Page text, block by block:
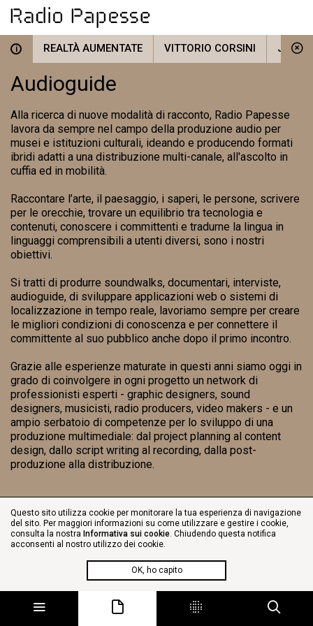
i REALTÀ AUMENTATE VITTORIO CORSINI JOSEF
Audioguide
Alla ricerca di nuove modalità di racconto, Radio Papesse
lavora da sempre nel campo della produzione audio per
musei e istituzioni culturali, ideando e producendo formati
ibridi adatti a una distribuzione multi-canale, all'ascolto in
cuffia ed in mobilità.
Raccontare l’arte, il paesaggio, i saperi, le persone, scrivere
per le orecchie, trovare un equilibrio tra tecnologia e
contenuti, conoscere i committenti e tradurne la lingua in
linguaggi comprensibili a utenti diversi, sono i nostri
obiettivi.
Si tratti di produrre soundwalks, documentari, interviste,
audioguide, di sviluppare applicazioni web o sistemi di
localizzazione in tempo reale, lavoriamo sempre per creare
le migliori condizioni di conoscenza e per connettere il
committente al suo pubblico anche dopo il primo incontro.
Grazie alle esperienze maturate in questi anni siamo oggi in
grado di coinvolgere in ogni progetto un network di
professionisti esperti - graphic designers, sound
designers, musicisti, radio producers, video makers - e un
ampio serbatoio di competenze per lo sviluppo di una
produzione multimediale: dal project planning al content
design, dallo script writing al recording, dalla post-
produzione alla distribuzione.
Questo sito utilizza cookie per monitorare la tua esperienza di navigazione
del sito. Per maggiori informazioni su come utilizzare e gestire i cookie,
consulta la nostra Informativa sui cookie. Chiudendo questa notifica
acconsenti al nostro utilizzo dei cookie.
OK, ho capito